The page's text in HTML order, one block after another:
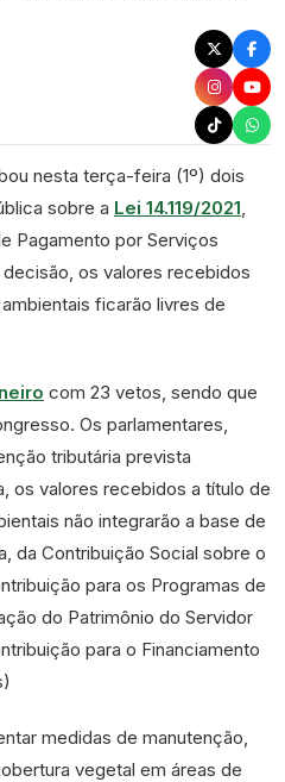
nesta terça-feira (1º) dois
sobre a Lei 14.119/2021,
Pagamento por Serviços
os valores recebidos
ficarão livres de
com 23 vetos, sendo que
Os parlamentares,
tributária prevista
os valores recebidos a título de
não integrarão a base de
da Contribuição Social sobre o
para os Programas de
do Patrimônio do Servidor
para o Financiamento
medidas de manutenção,
vegetal em áreas de